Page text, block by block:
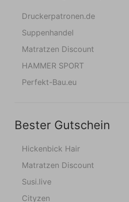
Druckerpatronen.de
Suppenhandel
Matratzen Discount
HAMMER SPORT
Perfekt-Bau.eu
Bester Gutschein
Hickenbick Hair
Matratzen Discount
Susi.live
Cityzen